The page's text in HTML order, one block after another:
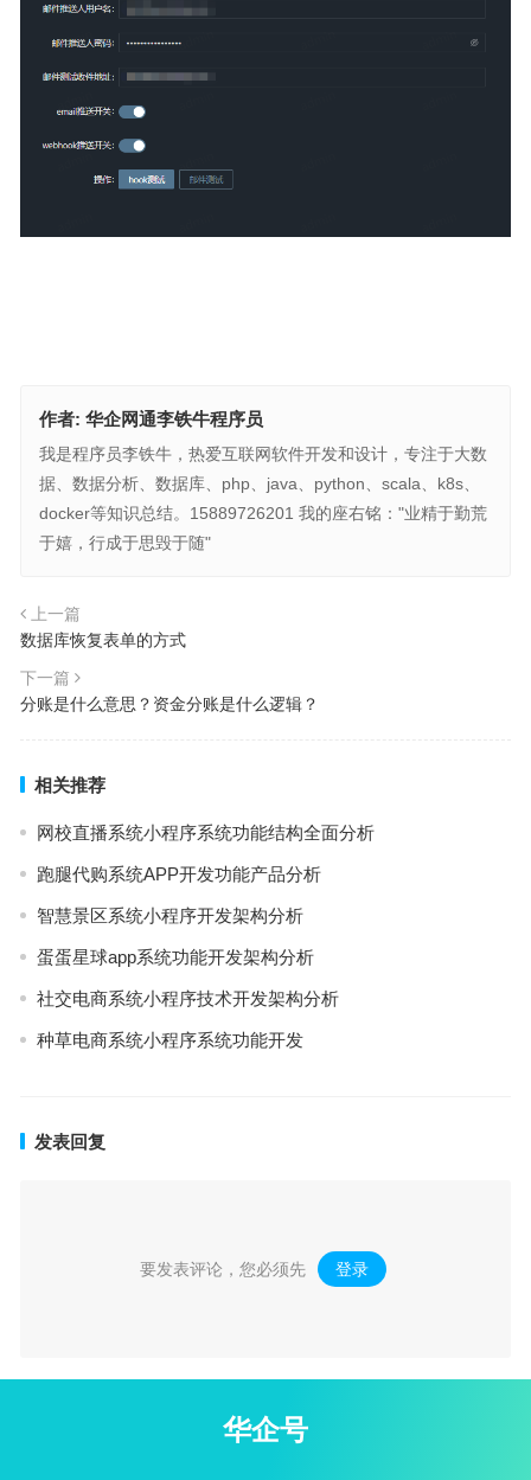
作者: 华企网通李铁牛程序员
我是程序员李铁牛，热爱互联网软件开发和设计，专注于大数
据、数据分析、数据库、php、java、python、scala、k8s、
docker等知识总结。15889726201 我的座右铭："业精于勤荒
于嬉，行成于思毁于随"
上一篇
数据库恢复表单的方式
下一篇
分账是什么意思？资金分账是什么逻辑？
相关推荐
网校直播系统小程序系统功能结构全面分析
跑腿代购系统APP开发功能产品分析
智慧景区系统小程序开发架构分析
蛋蛋星球app系统功能开发架构分析
社交电商系统小程序技术开发架构分析
种草电商系统小程序系统功能开发
发表回复
要发表评论，您必须先 登录 。
华企号